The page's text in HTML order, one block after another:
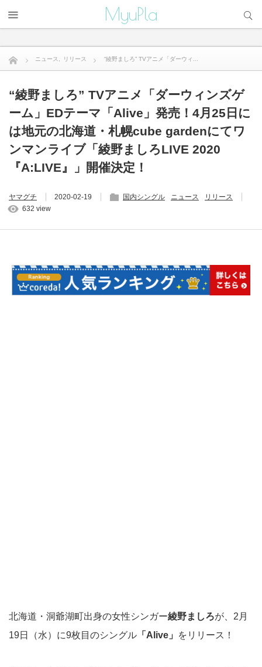
MyuPla
ニュース リリース “綾野ましろ” TVアニメ「ダーウィ...
“綾野ましろ” TVアニメ「ダーウィンズゲ
ーム」EDテーマ「Alive」発売！4月25日に
は地元の北海道・札幌cube gardenにてワ
ンマンライブ「綾野ましろLIVE 2020
『A:LIVE』」開催決定！
ヤマグチ 2020-02-19 国内シングル ニュース
リリース
632 view
北海道・洞爺湖町出身の女性シンガー綾野ましろが、2月
19日（水）に9枚目のシングル 「Alive」 をリリース！